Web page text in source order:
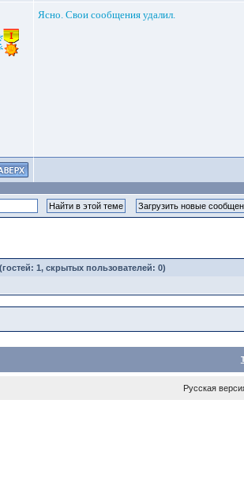
Ясно. Свои сообщения удалил.
1, скрытых пользователей: 0)
Русская